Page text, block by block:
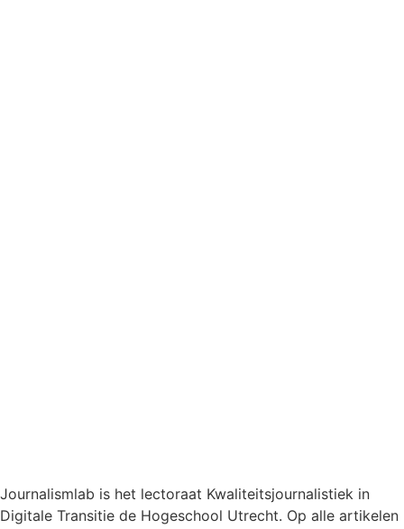
Journalismlab is het lectoraat Kwaliteitsjournalistiek in
Digitale Transitie de Hogeschool Utrecht. Op alle artikelen